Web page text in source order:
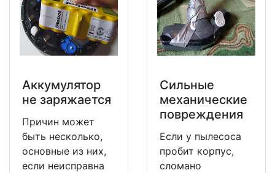
Аккумулятор
не заряжается
Причин может
быть несколько,
основные из них,
если неисправна
Сильные
механические
повреждения
Если у пылесоса
пробит корпус,
сломано